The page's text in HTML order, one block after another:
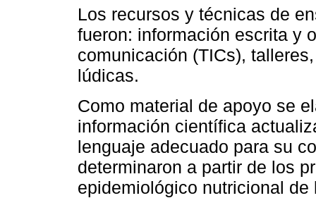
Los recursos y técnicas de
fueron: información escrita y
comunicación (TICs),
lúdicas.
Como material de apoyo se
información científica
lenguaje adecuado para su
determinaron a partir de los
epidemiológico nutricional